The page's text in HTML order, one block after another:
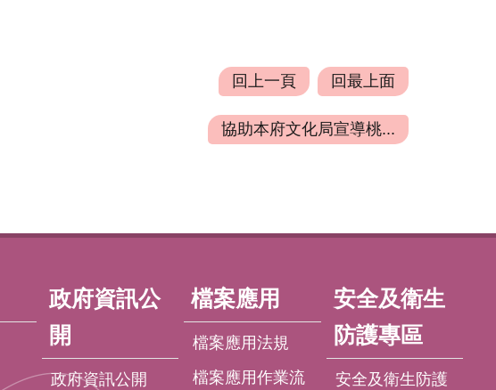
回上一頁 回最上面
協助本府文化局宣導桃...
政府資訊公
開
政府資訊公開
檔案應用
檔案應用法規
檔案應用作業流
安全及衛生
防護專區
安全及衛生防護